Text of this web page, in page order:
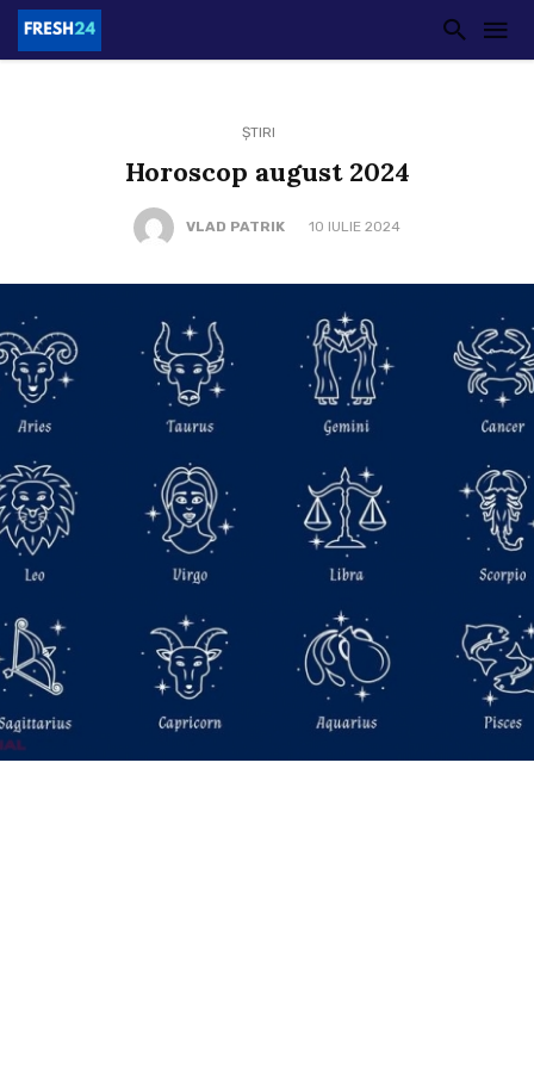
ȘTIRI
Horoscop august 2024
VLAD PATRIK 10 IULIE 2024